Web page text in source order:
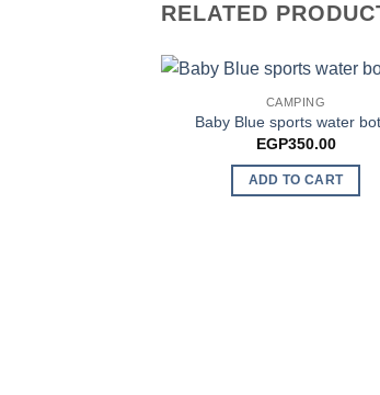
RELATED
CAMPING
Baby Blue sports water
EGP350.00
ADD TO CART